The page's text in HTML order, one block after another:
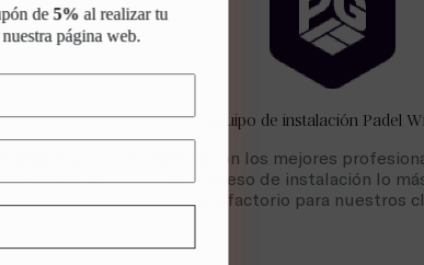
seguro y
de la
zona
Equipo de instalación Padel
Contamos con los mejores
el proceso de instalación lo
satisfactorio para nuestros
de 5% al realizar tu
página web.